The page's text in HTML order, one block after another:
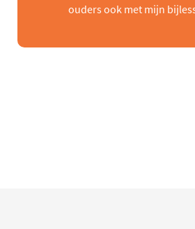
ouders ook met mijn